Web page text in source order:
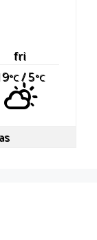
fri
°C/ 5°C